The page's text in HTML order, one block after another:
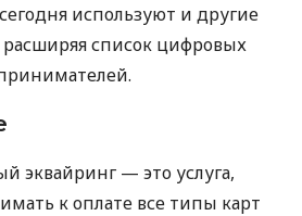
используют и другие
список цифровых
эквайринг — это услуга,
к оплате все типы карт